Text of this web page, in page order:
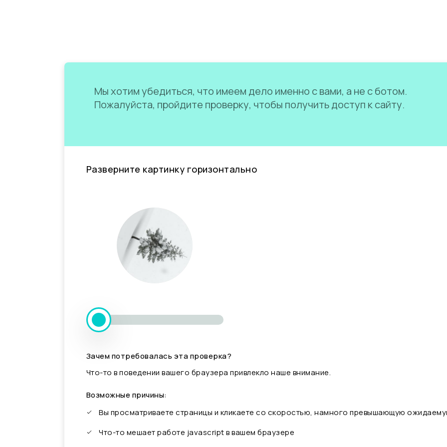
Мы хотим убедиться, что имеем дело именно с вами, а не с ботом.
Пожалуйста, пройдите проверку, чтобы получить доступ к сайту.
Разверните картинку горизонтально
Зачем потребовалась эта проверка?
Что-то в поведении вашего браузера привлекло наше внимание.
Возможные причины:
Вы просматриваете страницы и кликаете со скоростью, намного превышающую
Что-то мешает работе javascript в вашем браузере